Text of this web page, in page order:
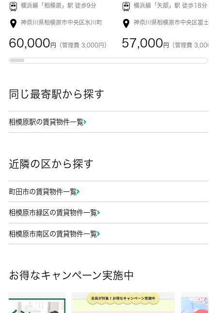
横浜線「 相模原 」駅 徒歩9分
神奈川県相模原市中央区氷川町
60,000 円 （管理費 3,000円）
横浜線「矢部 」駅 徒歩18分
57,000 円 （管理費 3,000
同じ最寄駅から探す
相模原駅の賃貸物件一覧
近隣の区から探す
町田市の賃貸物件一覧
相模原市緑区の賃貸物件一覧
相模原市南区の賃貸物件一覧
お得なキャンペーン実施中